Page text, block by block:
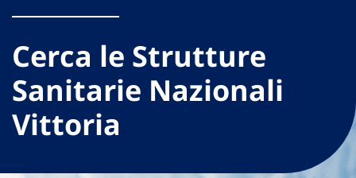
Cerca le Strutture
Sanitarie Nazionali
Vittoria